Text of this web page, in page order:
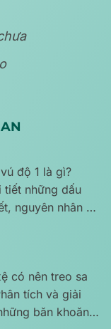
độ 1 là gì?
tiết những dấu
nguyên nhân và
có nên treo sa
tích và giải
băn khoăn